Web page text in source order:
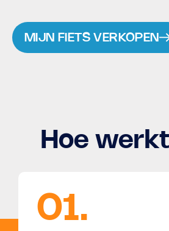
MIJN FIETS VERKOPEN
Hoe
01.